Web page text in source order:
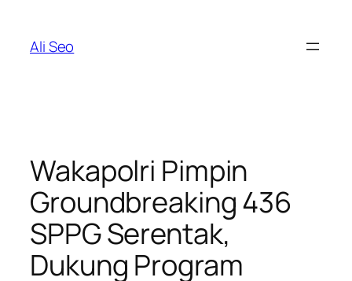
content
Ali Seo
Wakapolri Pimpin
Groundbreaking 436
SPPG Serentak,
Dukung Program